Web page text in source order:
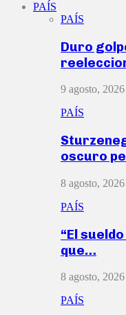
PAÍS
PAÍS
Duro
9 agosto, 2026
PAÍS
oscuro
8 agosto, 2026
PAÍS
“El
que…
8 agosto, 2026
PAÍS